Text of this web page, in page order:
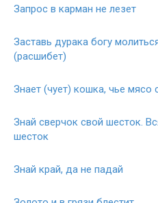
Запрос в карман не лезет
Заставь дурака богу
(расшибет)
Знает (чует) кошка, чье мясо
Знай сверчок свой шесток.
шесток
Знай край, да не падай